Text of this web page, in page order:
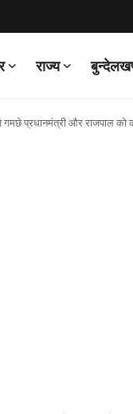
राज्य
प्रधानमंत्री और राजपाल